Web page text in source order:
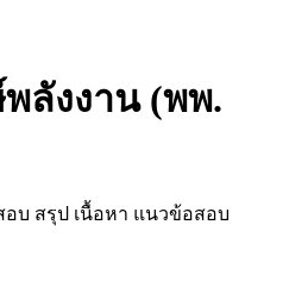
ลังงาน (พพ.
บ สรุป เนื้อหา แนวข้อสอบ